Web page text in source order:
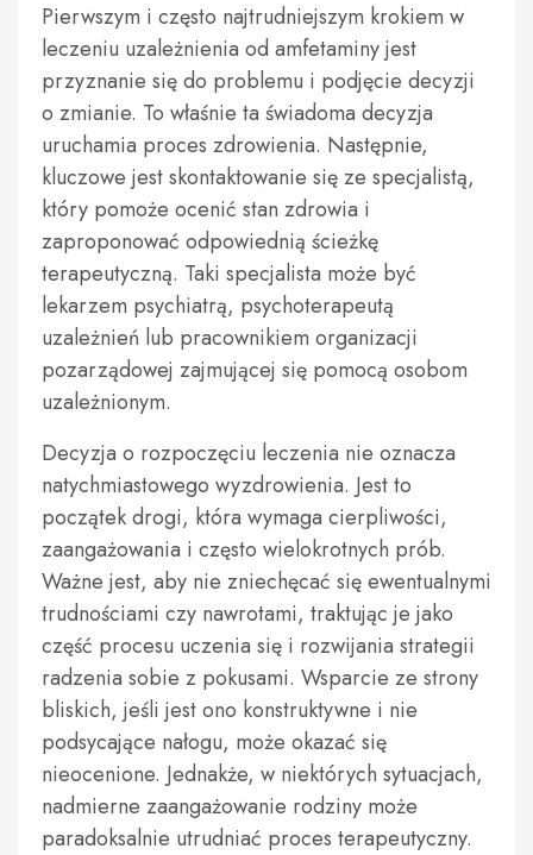
Pierwszym i często najtrudniejszym krokiem w
leczeniu uzależnienia od amfetaminy jest
przyznanie się do problemu i podjęcie decyzji
o zmianie. To właśnie ta świadoma decyzja
uruchamia proces zdrowienia. Następnie,
kluczowe jest skontaktowanie się ze specjalistą,
który pomoże ocenić stan zdrowia i
zaproponować odpowiednią ścieżkę
terapeutyczną. Taki specjalista może być
lekarzem psychiatrą, psychoterapeutą
uzależnień lub pracownikiem organizacji
pozarządowej zajmującej się pomocą osobom
uzależnionym.
Decyzja o rozpoczęciu leczenia nie oznacza
natychmiastowego wyzdrowienia. Jest to
początek drogi, która wymaga cierpliwości,
zaangażowania i często wielokrotnych prób.
Ważne jest, aby nie zniechęcać się ewentualnymi
trudnościami czy nawrotami, traktując je jako
część procesu uczenia się i rozwijania strategii
radzenia sobie z pokusami. Wsparcie ze strony
bliskich, jeśli jest ono konstruktywne i nie
podsycające nałogu, może okazać się
nieocenione. Jednakże, w niektórych sytuacjach,
nadmierne zaangażowanie rodziny może
paradoksalnie utrudniać proces terapeutyczny.